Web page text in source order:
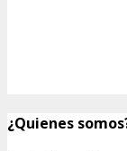
¿Quienes